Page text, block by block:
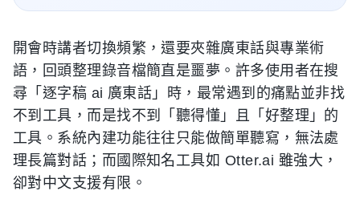
開會時講者切換頻繁，還要夾雜廣東話與專業術
語，回頭整理錄音檔簡直是噩夢。許多使用者在搜
尋「逐字稿 ai 廣東話」時，最常遇到的痛點並非找
不到工具，而是找不到「聽得懂」且「好整理」的
工具。系統內建功能往往只能做簡單聽寫，無法處
理長篇對話；而國際知名工具如 Otter.ai 雖強大，
卻對中文支援有限。